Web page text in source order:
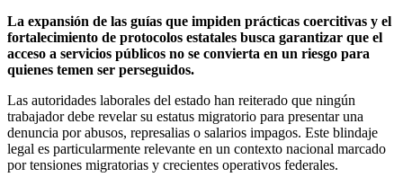
La expansión de las guías que impiden prácticas coercitivas y el
fortalecimiento de protocolos estatales busca garantizar que el
acceso a servicios públicos no se convierta en un riesgo para
quienes temen ser perseguidos.
Las autoridades laborales del estado han reiterado que ningún
trabajador debe revelar su estatus migratorio para presentar una
denuncia por abusos, represalias o salarios impagos. Este blindaje
legal es particularmente relevante en un contexto nacional marcado
por tensiones migratorias y crecientes operativos federales.